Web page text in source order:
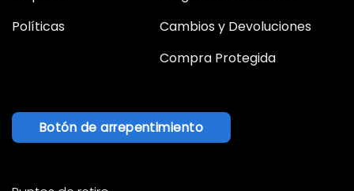
Políticas
Cambios y Devoluciones
Compra Protegida
Botón de arrepentimiento